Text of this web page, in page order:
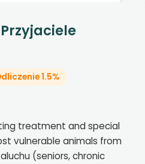
1.5%
treatment and special
vulnerable animals from
(seniors, chronic